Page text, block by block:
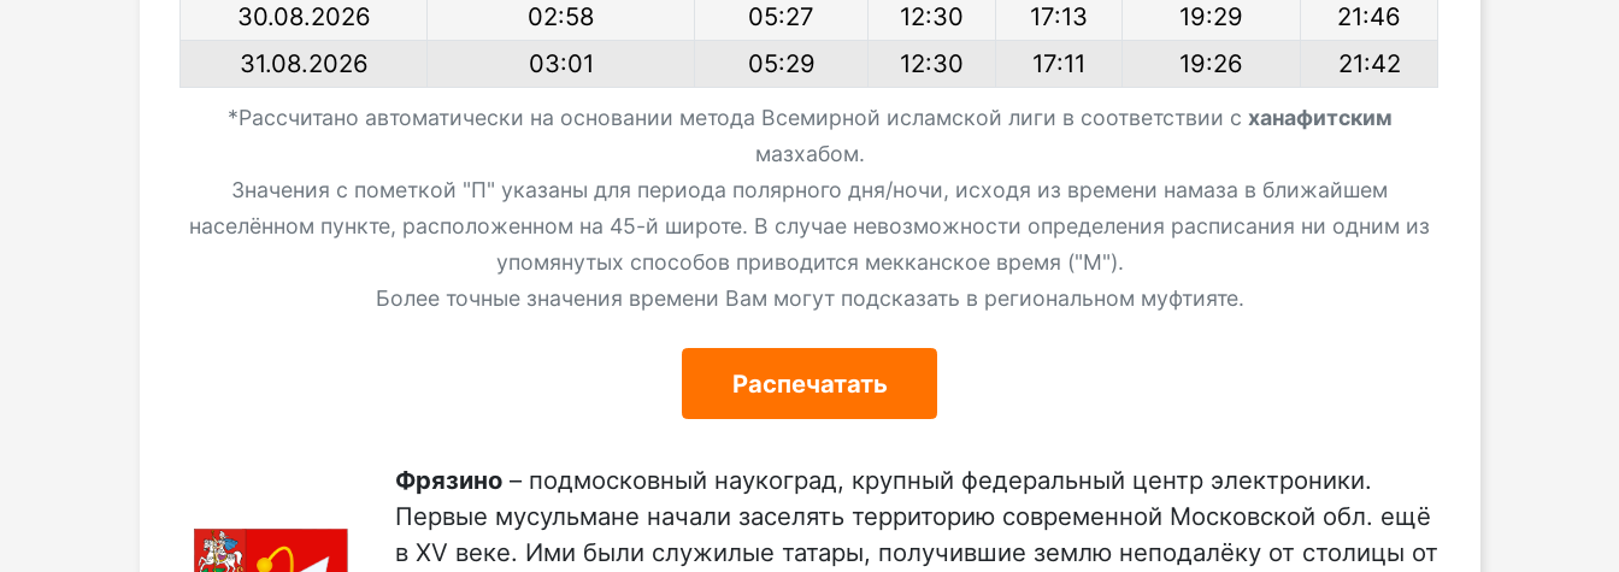
30.08.2026
02:58 05:27 12:30 17:13 19:29
21:46
31.08.2026
03:01 05:29 12:30 17:11 19:26 21:42
*Рассчитано автоматически на основании метода Всемирной исламской лиги в соответствии с ханафитским
мазхабом.
Значения с пометкой "П" указаны для периода полярного дня/ночи, исходя из времени намаза в ближайшем
населённом пункте, расположенном на 45-й широте. В случае невозможности определения расписания ни одним из
упомянутых способов приводится мекканское время ("М").
Более точные значения времени Вам могут подсказать в региональном муфтияте.
Распечатать
Фрязино – подмосковный наукоград, крупный федеральный центр электроники.
Первые мусульмане начали заселять территорию современной Московской обл. ещё
в XV веке. Ими были служилые татары, получившие землю неподалёку от столицы от